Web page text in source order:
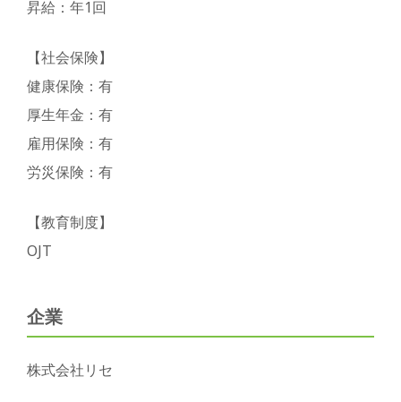
昇給：年1回
【社会保険】
健康保険：有
厚生年金：有
雇用保険：有
労災保険：有
【教育制度】
OJT
企業
株式会社リセ